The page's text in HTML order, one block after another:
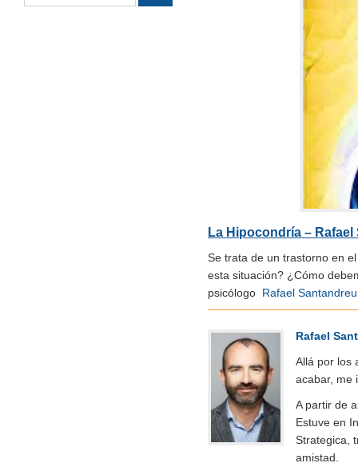
La Hipocondría –
Se trata de un trastorno en
esta situación? ¿Cómo
psicólogo Rafael
Rafael
Allá por los
acabar, me
A partir de
Estuve en
Strategica,
amistad.